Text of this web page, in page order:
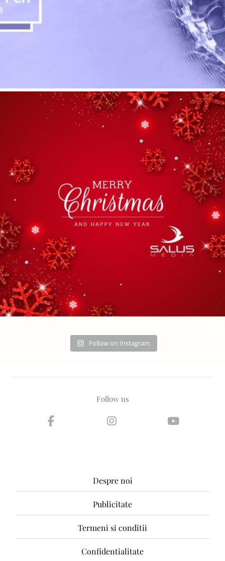
Follow on Instagram
Follow us
Despre noi
Publicitate
Termeni si conditii
Confidentialitate